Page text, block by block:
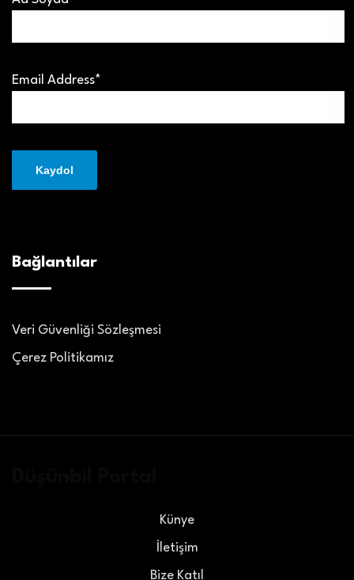
Email Address*
Bağlantılar
Veri Güvenliği Sözleşmesi
Çerez Politikamız
Künye
İletişim
Bize Katıl